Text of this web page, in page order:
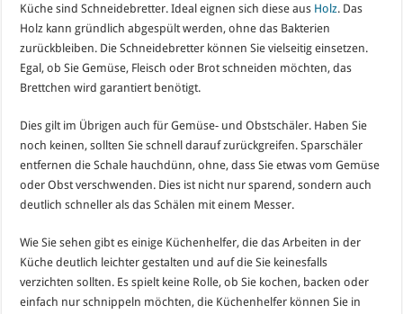
Küche sind Schneidebretter. Ideal eignen sich diese aus Holz. Das
Holz kann gründlich abgespült werden, ohne das Bakterien
zurückbleiben. Die Schneidebretter können Sie vielseitig einsetzen.
Egal, ob Sie Gemüse, Fleisch oder Brot schneiden möchten, das
Brettchen wird garantiert benötigt.
Dies gilt im Übrigen auch für Gemüse- und Obstschäler. Haben Sie
noch keinen, sollten Sie schnell darauf zurückgreifen. Sparschäler
entfernen die Schale hauchdünn, ohne, dass Sie etwas vom Gemüse
oder Obst verschwenden. Dies ist nicht nur sparend, sondern auch
deutlich schneller als das Schälen mit einem Messer.
Wie Sie sehen gibt es einige Küchenhelfer, die das Arbeiten in der
Küche deutlich leichter gestalten und auf die Sie keinesfalls
verzichten sollten. Es spielt keine Rolle, ob Sie kochen, backen oder
einfach nur schnippeln möchten, die Küchenhelfer können Sie in